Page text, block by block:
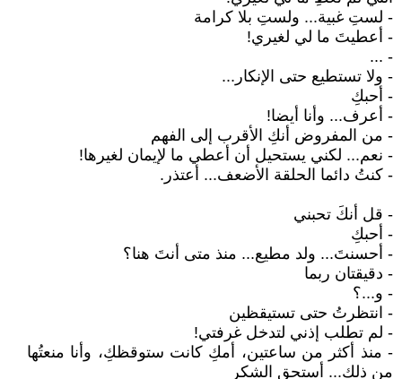
- لستِ غبية... ولستِ بلا كرامة
- أعطيتَ ما لي لغيري!
- ...
- ولا تستطيع حتى الإنكار...
- أحبكِ
- أعرف... وأنا أيضا!
- من المفروض أنكِ الأقرب إلى الفهم
- نعم... لكني يستحيل أن أعطي ما لإيمان لغيرها!
- كنتُ دائما الحلقة الأضعف... أعتذر.
- قل أنكَ تحبني
- أحبكِ
- أحسنتَ... ولد مطيع... منذ متى أنتَ هنا؟
- دقيقتان ربما
- و...؟
- انتظرتُ حتى تستيقظين
- لم تطلب إذني لتدخل غرفتي!
- منذ أكثر من ساعتين، أمكِ كانت ستوقظكِ، وأنا منعتُها
من ذلك... أستحق الشكر